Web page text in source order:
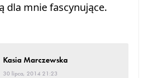
dla mnie fascynujące.
Kasia Marczewska
30 lipca, 2014 21:23